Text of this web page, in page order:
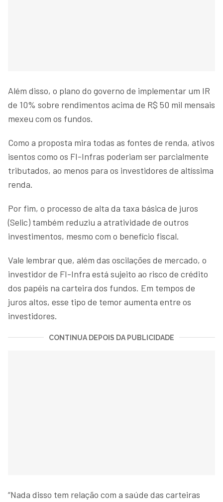
Além disso, o plano do governo de implementar um IR
de 10% sobre rendimentos acima de R$ 50 mil mensais
mexeu com os fundos.
Como a proposta mira todas as fontes de renda, ativos
isentos como os FI-Infras poderiam ser parcialmente
tributados, ao menos para os investidores de altíssima
renda.
Por fim, o processo de alta da taxa básica de juros
(Selic) também reduziu a atratividade de outros
investimentos, mesmo com o benefício fiscal.
Vale lembrar que, além das oscilações de mercado, o
investidor de FI-Infra está sujeito ao risco de crédito
dos papéis na carteira dos fundos. Em tempos de
juros altos, esse tipo de temor aumenta entre os
investidores.
CONTINUA DEPOIS DA PUBLICIDADE
“Nada disso tem relação com a saúde das carteiras